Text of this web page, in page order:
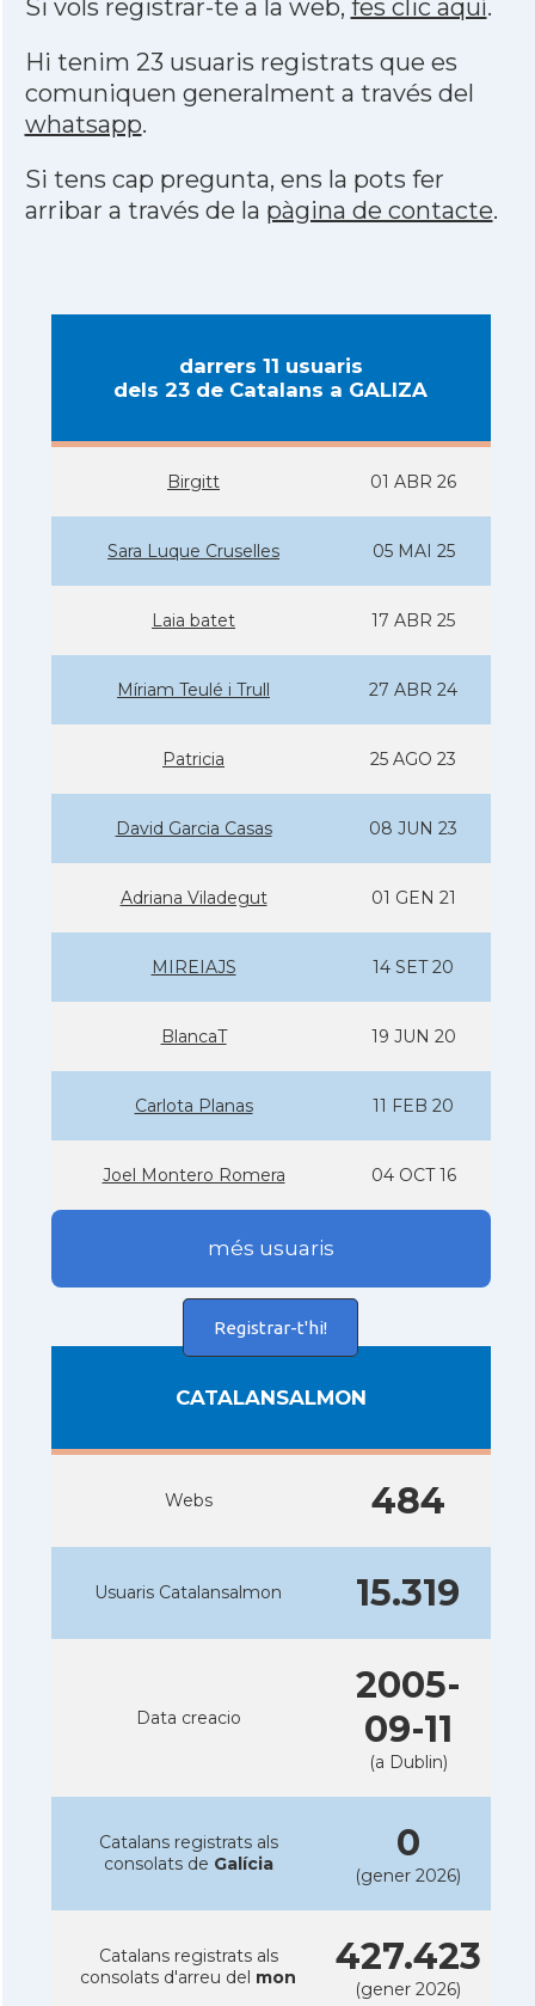
Si vols registrar-te a la web, fes clic aquí.
Hi tenim 23 usuaris registrats que es
comuniquen generalment a través del
whatsapp.
Si tens cap pregunta, ens la pots fer
arribar a través de la pàgina de contacte.
darrers 11 usuaris
dels 23 de Catalans a GALIZA
Birgitt 01 ABR 26
Sara Luque Cruselles 05 MAI 25
Laia batet 17 ABR 25
Mí­riam Teulé i Trull 27 ABR 24
Patricia 25 AGO 23
David Garcia Casas 08 JUN 23
Adriana Viladegut 01 GEN 21
MIREIAJS 14 SET 20
BlancaT 19 JUN 20
Carlota Planas 11 FEB 20
Joel Montero Romera 04 OCT 16
més usuaris
Registrar-t'hi!
CATALANSALMON
Webs 484
Usuaris Catalansalmon 15.319
Data creacio
2005-
09-11
(a Dublin)
Catalans registrats als
consolats de Galícia 0
(gener 2026)
Catalans registrats als
consolats d'arreu del mon 427.423
(gener 2026)